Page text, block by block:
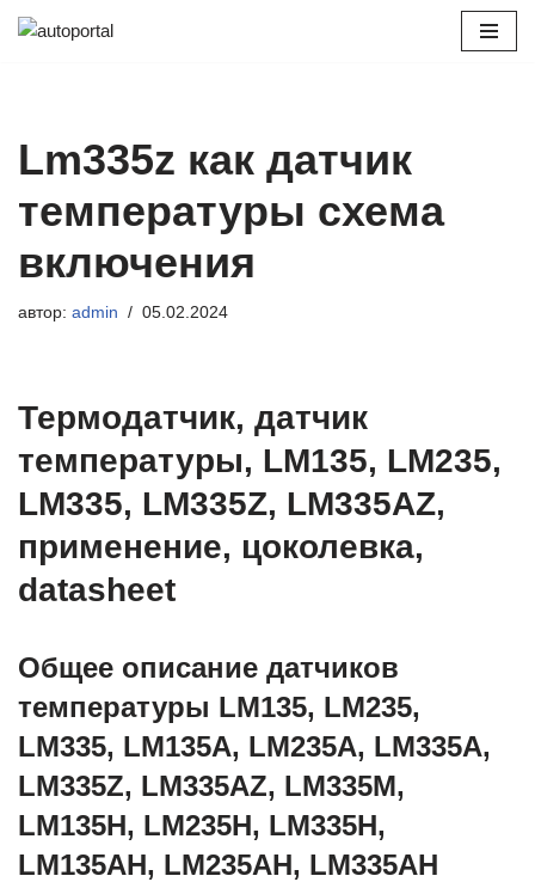
Lm335z как датчик
температуры схема
включения
автор: admin 05.02.2024
Термодатчик, датчик
температуры, LM135, LM235,
LM335, LM335Z, LM335AZ,
применение, цоколевка,
datasheet
Общее описание датчиков
температуры LM135, LM235,
LM335, LM135A, LM235A, LM335A,
LM335Z, LM335AZ, LM335M,
LM135H, LM235H, LM335H,
LM135AH, LM235AH, LM335AH